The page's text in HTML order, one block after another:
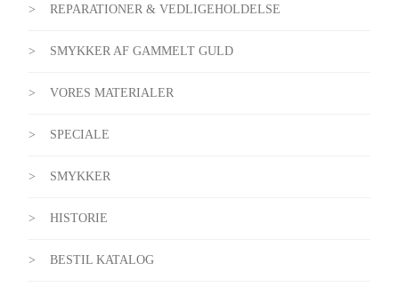
REPARATIONER & VEDLIGEHOLDELSE
SMYKKER AF GAMMELT GULD
VORES MATERIALER
SPECIALE
SMYKKER
HISTORIE
BESTIL KATALOG